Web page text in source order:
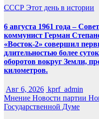
СССР Этот день в истории
6 августа 1961 года –
коммунист Герман
«Восток-2» совершил
длительностью более
оборотов вокруг Земли,
километров.
Авг 6, 2026 kprf_admin
Мнение Новости партии
Государственной Думе